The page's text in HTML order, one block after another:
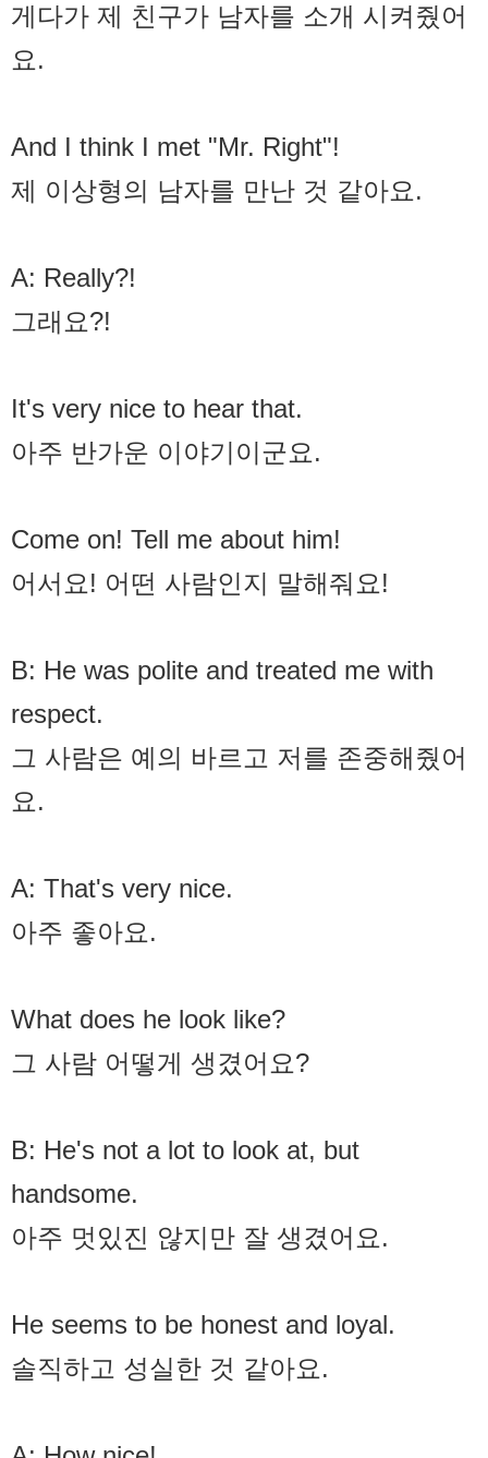
게다가 제 친구가 남자를 소개 시켜줬어
요.
And I think I met "Mr. Right"!
제 이상형의 남자를 만난 것 같아요.
A: Really?!
그래요?!
It's very nice to hear that.
아주 반가운 이야기이군요.
Come on! Tell me about him!
어서요! 어떤 사람인지 말해줘요!
B: He was polite and treated me with
respect.
그 사람은 예의 바르고 저를 존중해줬어
요.
A: That's very nice.
아주 좋아요.
What does he look like?
그 사람 어떻게 생겼어요?
B: He's not a lot to look at, but
handsome.
아주 멋있진 않지만 잘 생겼어요.
He seems to be honest and loyal.
솔직하고 성실한 것 같아요.